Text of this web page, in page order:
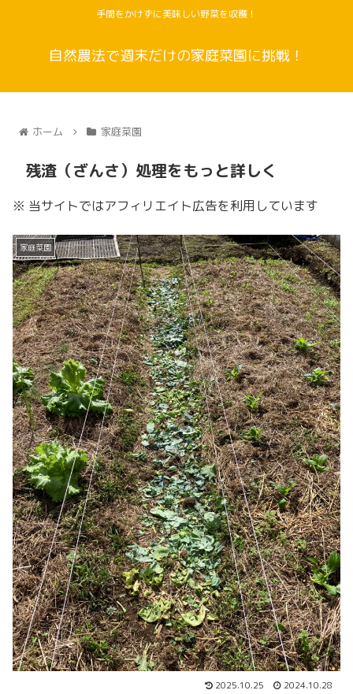
手間をかけずに美味しい野菜を収穫！
自然農法で週末だけの家庭菜園に挑戦！
ホーム 家庭菜園
残渣（ざんさ）処理をもっと詳しく
※ 当サイトではアフィリエイト広告を利用しています
家庭菜園
2025.10.25 2024.10.28